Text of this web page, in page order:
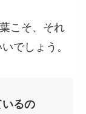
こそ、それ
でしょう。
るの